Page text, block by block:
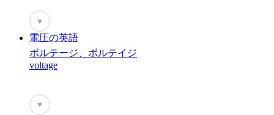
♥
電圧の英語
ボルテージ、ボルテイジ
voltage
♥